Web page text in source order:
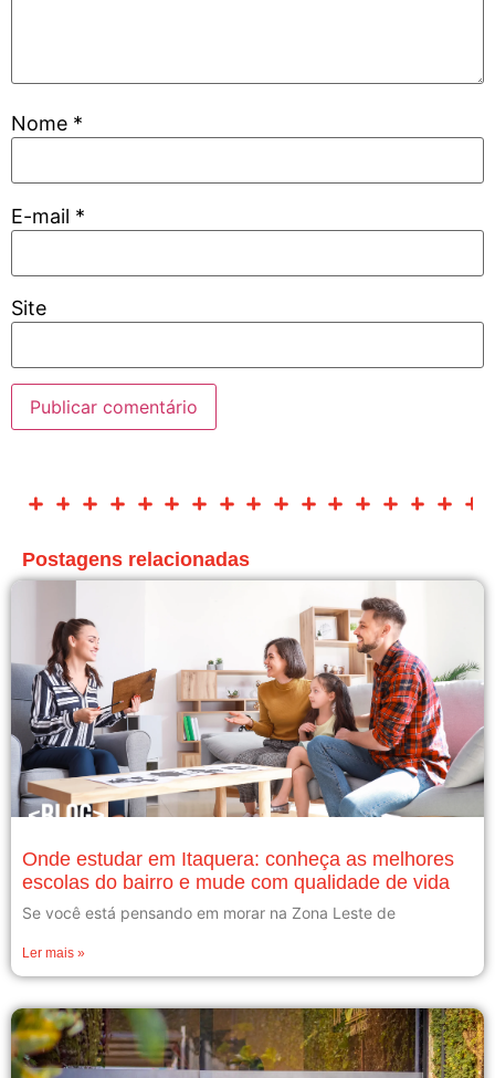
Nome *
E-mail *
Site
Postagens relacionadas
Onde estudar em Itaquera: conheça as melhores
escolas do bairro e mude com qualidade de vida
Se você está pensando em morar na Zona Leste de
Ler mais »